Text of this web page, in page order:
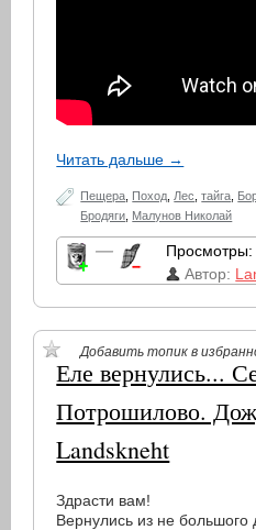
Читать дальше →
Пещера Поход Лес ,тайга
Бродяги Малунов Николай
— Просмотры:
Автор:
Добавить топик в
Еле вернулись...
Потрошилово.
Landskneht
Здрасти вам!
Вернулись из не большого